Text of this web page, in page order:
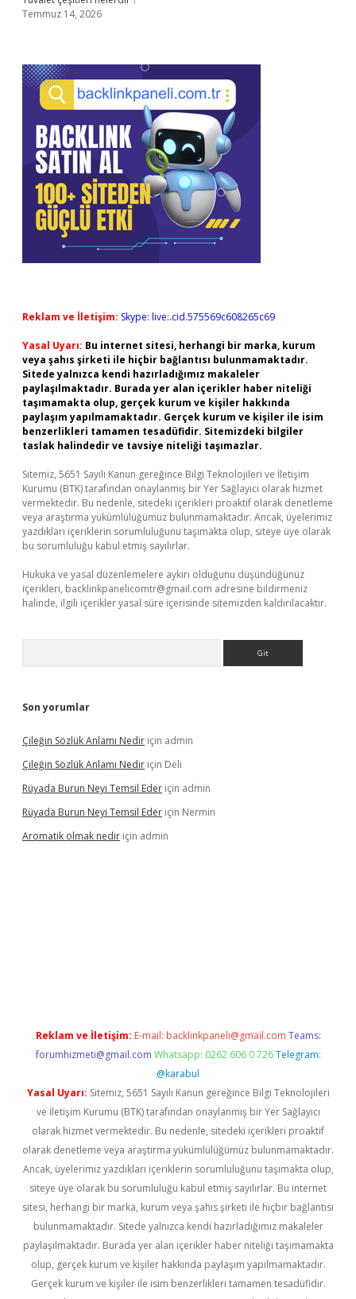
Temmuz 14, 2026
Reklam ve İletişim: Skype: live:.cid.575569c608265c69
Yasal Uyarı: Bu internet sitesi, herhangi bir marka, kurum
veya şahıs şirketi ile hiçbir bağlantısı bulunmamaktadır.
Sitede yalnızca kendi hazırladığımız makaleler
paylaşılmaktadır. Burada yer alan içerikler haber niteliği
taşımamakta olup, gerçek kurum ve kişiler hakkında
paylaşım yapılmamaktadır. Gerçek kurum ve kişiler ile isim
benzerlikleri tamamen tesadüfidir. Sitemizdeki bilgiler
taslak halindedir ve tavsiye niteliği taşımazlar.
Sitemiz, 5651 Sayılı Kanun gereğince Bilgi Teknolojileri ve İletişim
Kurumu (BTK) tarafından onaylanmış bir Yer Sağlayıcı olarak hizmet
vermektedir. Bu nedenle, sitedeki içerikleri proaktif olarak denetleme
veya araştırma yükümlülüğümüz bulunmamaktadır. Ancak, üyelerimiz
yazdıkları içeriklerin sorumluluğunu taşımakta olup, siteye üye olarak
bu sorumluluğu kabul etmiş sayılırlar.
Hukuka ve yasal düzenlemelere aykırı olduğunu düşündüğünüz
içerikleri, backlinkpanelicomtr@gmail.com adresine bildirmeniz
halinde, ilgili içerikler yasal süre içerisinde sitemizden kaldırılacaktır.
Son yorumlar
Çileğin Sözlük Anlamı Nedir için admin
Çileğin Sözlük Anlamı Nedir için Deli
Rüyada Burun Neyi Temsil Eder için admin
Rüyada Burun Neyi Temsil Eder için Nermin
Aromatik olmak nedir için admin
Reklam ve İletişim: E-mail: backlinkpaneli@gmail.com Teams:
forumhizmeti@gmail.com Whatsapp: 0262 606 0 726 Telegram:
@karabul
Yasal Uyarı: Sitemiz, 5651 Sayılı Kanun gereğince Bilgi Teknolojileri
ve İletişim Kurumu (BTK) tarafından onaylanmış bir Yer Sağlayıcı
olarak hizmet vermektedir. Bu nedenle, sitedeki içerikleri proaktif
olarak denetleme veya araştırma yükümlülüğümüz bulunmamaktadır.
Ancak, üyelerimiz yazdıkları içeriklerin sorumluluğunu taşımakta olup,
siteye üye olarak bu sorumluluğu kabul etmiş sayılırlar. Bu internet
sitesi, herhangi bir marka, kurum veya şahıs şirketi ile hiçbir bağlantısı
bulunmamaktadır. Sitede yalnızca kendi hazırladığımız makaleler
paylaşılmaktadır. Burada yer alan içerikler haber niteliği taşımamakta
olup, gerçek kurum ve kişiler hakkında paylaşım yapılmamaktadır.
Gerçek kurum ve kişiler ile isim benzerlikleri tamamen tesadüfidir.